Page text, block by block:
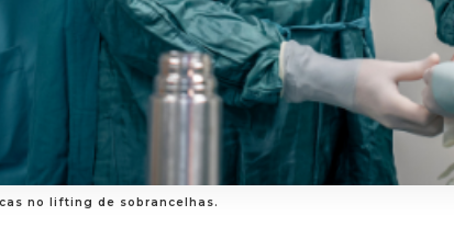
no lifting de sobrancelhas.